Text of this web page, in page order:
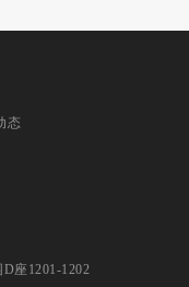
态
座1201-1202